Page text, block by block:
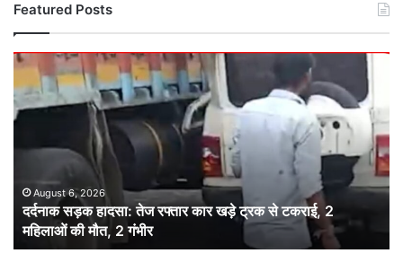
Featured Posts
दर्दनाक
हादसा:
तेज
कार
ट्रक
टकराई,
2
August 6, 2026
दर्दनाक सड़क हादसा: तेज रफ्तार कार खड़े ट्रक से टकराई, 2
महिलाओं की मौत, 2 गंभीर